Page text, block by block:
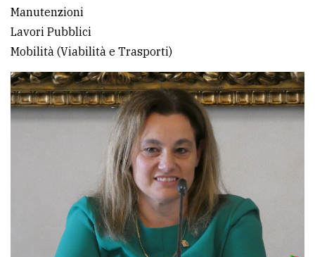
Manutenzioni
Lavori Pubblici
Mobilità (Viabilità e Trasporti)